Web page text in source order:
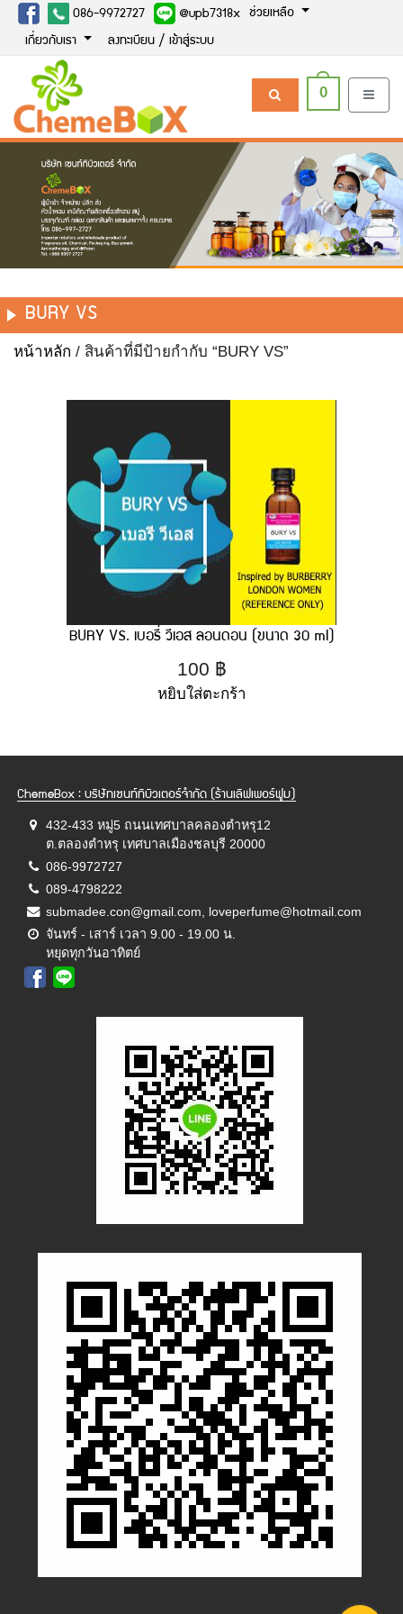
086-9972727 @upb7318x ช่วยเหลือ
เกี่ยวกับเรา ลงทะเบียน / เข้าสู่ระบบ
0
BURY VS
หน้าหลัก / สินค้าที่มีป้ายกำกับ “BURY VS”
BURY VS. เบอรี่ วีเอส ลอนดอน (ขนาด 30 ml)
100 ฿
หยิบใส่ตะกร้า
ChemeBox : บริษัทเซนท์ทิบิวเตอร์จำกัด (ร้านเลิฟเพอร์ฟูม)
432-433 หมู่5 ถนนเทศบาลคลองตำหรุ12
ต.ตลองตำหรุ เทศบาลเมืองชลบุรี 20000
086-9972727
089-4798222
submadee.con@gmail.com, loveperfume@hotmail.com
จันทร์ - เสาร์ เวลา 9.00 - 19.00 น.
หยุดทุกวันอาทิตย์